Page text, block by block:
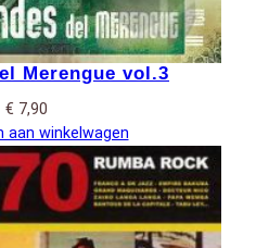
Merengue vol.3
€ 7,90
aan winkelwagen